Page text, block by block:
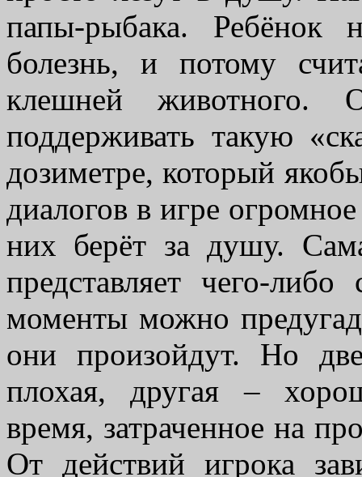
папы-рыбака.
болезнь, и потому
клешней животного.
поддерживать такую
дозиметре, который
диалогов в игре
них берёт за душу.
представляет чего-либо
моменты можно
они произойдут. Но
плохая, другая –
время, затраченное на
От действий игрока